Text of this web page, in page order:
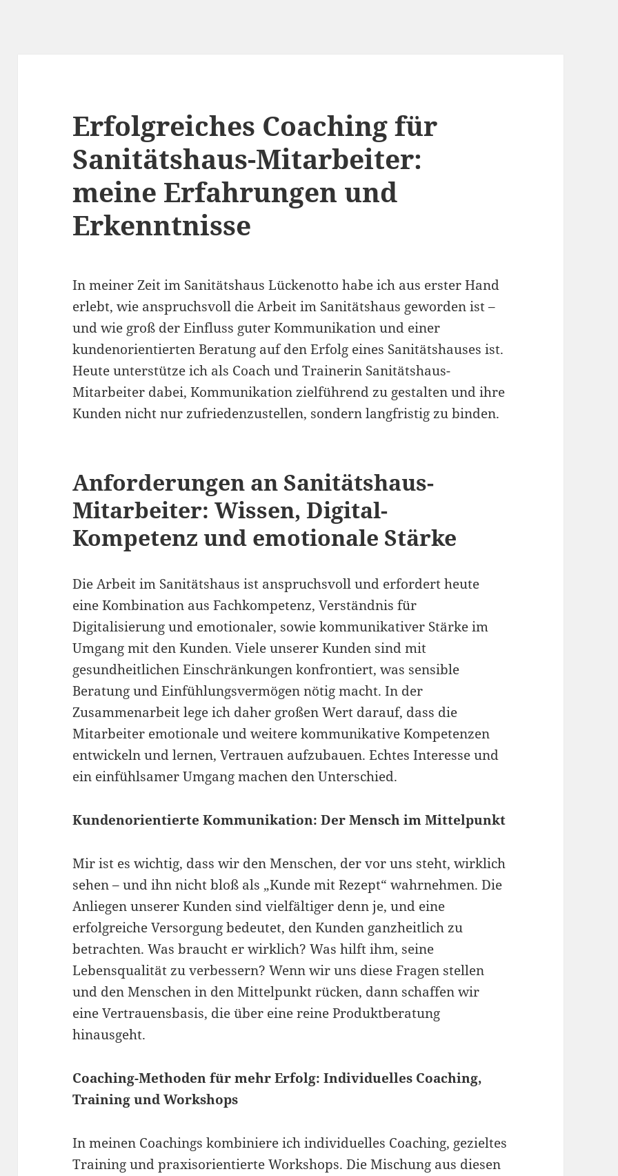
Erfolgreiches Coaching für
Sanitätshaus-Mitarbeiter:
meine Erfahrungen und
Erkenntnisse
In meiner Zeit im Sanitätshaus Lückenotto habe ich aus erster Hand
erlebt, wie anspruchsvoll die Arbeit im Sanitätshaus geworden ist –
und wie groß der Einfluss guter Kommunikation und einer
kundenorientierten Beratung auf den Erfolg eines Sanitätshauses ist.
Heute unterstütze ich als Coach und Trainerin Sanitätshaus-
Mitarbeiter dabei, Kommunikation zielführend zu gestalten und ihre
Kunden nicht nur zufriedenzustellen, sondern langfristig zu binden.
Anforderungen an Sanitätshaus-
Mitarbeiter: Wissen, Digital-
Kompetenz und emotionale Stärke
Die Arbeit im Sanitätshaus ist anspruchsvoll und erfordert heute
eine Kombination aus Fachkompetenz, Verständnis für
Digitalisierung und emotionaler, sowie kommunikativer Stärke im
Umgang mit den Kunden. Viele unserer Kunden sind mit
gesundheitlichen Einschränkungen konfrontiert, was sensible
Beratung und Einfühlungsvermögen nötig macht. In der
Zusammenarbeit lege ich daher großen Wert darauf, dass die
Mitarbeiter emotionale und weitere kommunikative Kompetenzen
entwickeln und lernen, Vertrauen aufzubauen. Echtes Interesse und
ein einfühlsamer Umgang machen den Unterschied.
Kundenorientierte Kommunikation: Der Mensch im Mittelpunkt
Mir ist es wichtig, dass wir den Menschen, der vor uns steht, wirklich
sehen – und ihn nicht bloß als „Kunde mit Rezept“ wahrnehmen. Die
Anliegen unserer Kunden sind vielfältiger denn je, und eine
erfolgreiche Versorgung bedeutet, den Kunden ganzheitlich zu
betrachten. Was braucht er wirklich? Was hilft ihm, seine
Lebensqualität zu verbessern? Wenn wir uns diese Fragen stellen
und den Menschen in den Mittelpunkt rücken, dann schaffen wir
eine Vertrauensbasis, die über eine reine Produktberatung
hinausgeht.
Coaching-Methoden für mehr Erfolg: Individuelles Coaching,
Training und Workshops
In meinen Coachings kombiniere ich individuelles Coaching, gezieltes
Training und praxisorientierte Workshops. Die Mischung aus diesen